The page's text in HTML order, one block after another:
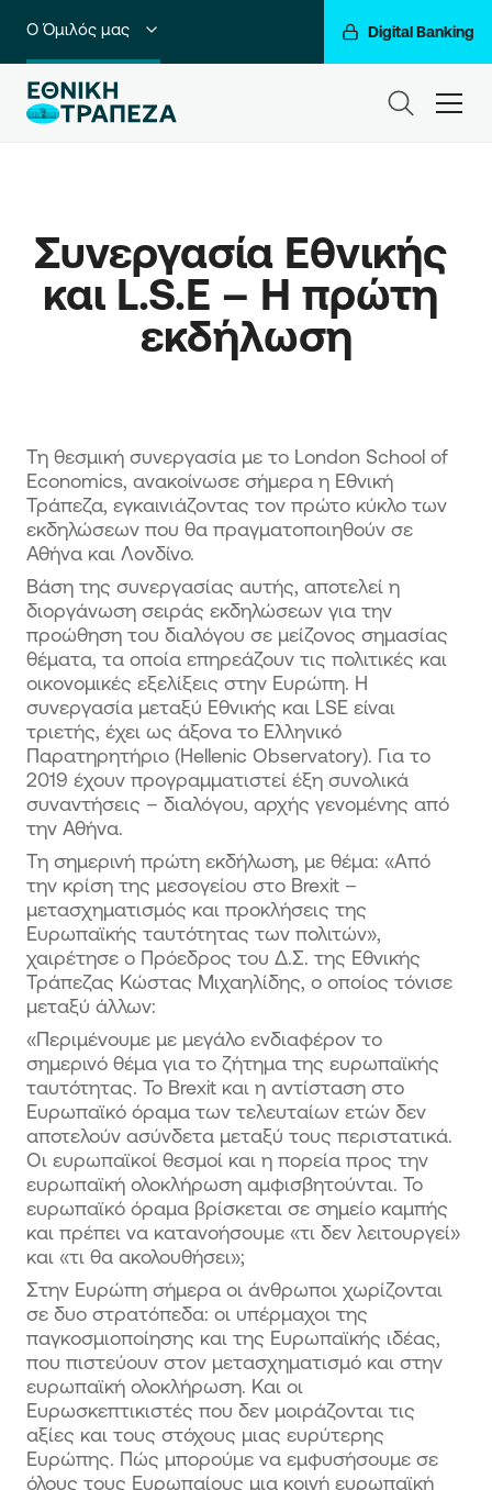
Ο Όμιλός μας Digital Banking
Ιδιώτες
Business Banking
Corporate & Investment Banking
Συνεργασία Εθνικής
και L.S.E – Η πρώτη
εκδήλωση
​Τη θεσμική συνεργασία με το London School of
Economics, ανακοίνωσε σήμερα η Εθνική
Τράπεζα, εγκαινιάζοντας τον πρώτο κύκλο των
εκδηλώσεων που θα πραγματοποιηθούν σε
Αθήνα και Λονδίνο.
Βάση της συνεργασίας αυτής, αποτελεί η
διοργάνωση σειράς εκδηλώσεων για την
προώθηση του διαλόγου σε μείζονος σημασίας
θέματα, τα οποία επηρεάζουν τις πολιτικές και
οικονομικές εξελίξεις στην Ευρώπη. Η
συνεργασία μεταξύ Εθνικής και LSE είναι
τριετής, έχει ως άξονα το Ελληνικό
Παρατηρητήριο (Hellenic Observatory). Για το
2019 έχουν προγραμματιστεί έξη συνολικά
συναντήσεις – διαλόγου, αρχής γενομένης από
την Αθήνα.
Τη σημερινή πρώτη εκδήλωση, με θέμα: «Από
την κρίση της μεσογείου στο Brexit –
μετασχηματισμός και προκλήσεις της
Ευρωπαϊκής ταυτότητας των πολιτών»,
χαιρέτησε ο Πρόεδρος του Δ.Σ. της Εθνικής
Τράπεζας Κώστας Μιχαηλίδης, ο οποίος τόνισε
μεταξύ άλλων:
«Περιμένουμε με μεγάλο ενδιαφέρον το
σημερινό θέμα για το ζήτημα της ευρωπαϊκής
ταυτότητας. Το Brexit και η αντίσταση στο
Ευρωπαϊκό όραμα των τελευταίων ετών δεν
αποτελούν ασύνδετα μεταξύ τους περιστατικά.
Οι ευρωπαϊκοί θεσμοί και η πορεία προς την
ευρωπαϊκή ολοκλήρωση αμφισβητούνται. Το
ευρωπαϊκό όραμα βρίσκεται σε σημείο καμπής
και πρέπει να κατανοήσουμε «τι δεν λειτουργεί»
και «τι θα ακολουθήσει»;
Στην Ευρώπη σήμερα οι άνθρωποι χωρίζονται
σε δυο στρατόπεδα: οι υπέρμαχοι της
παγκοσμιοποίησης και της Ευρωπαϊκής ιδέας,
που πιστεύουν στον μετασχηματισμό και στην
ευρωπαϊκή ολοκλήρωση. Και οι
Ευρωσκεπτικιστές που δεν μοιράζονται τις
αξίες και τους στόχους μιας ευρύτερης
Ευρώπης. Πώς μπορούμε να εμφυσήσουμε σε
όλους τους Ευρωπαίους μια κοινή ευρωπαϊκή